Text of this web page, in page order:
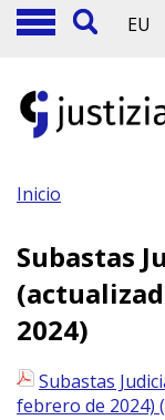
EU
Inicio
Subastas
2024)
Subastas
febrero de 2024)